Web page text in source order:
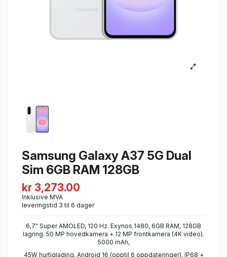
Samsung Galaxy A37 5G Dual
Sim 6GB RAM 128GB
kr 3,273.00
Inklusive MVA
leveringstid 3 til 6 dager
6,7" Super AMOLED, 120 Hz. Exynos 1480, 6GB RAM, 128GB
lagring. 50 MP hovedkamera + 12 MP frontkamera (4K video).
5000 mAh,
45W hurtiglading. Android 16 (opptil 6 oppdateringer). IP68 +